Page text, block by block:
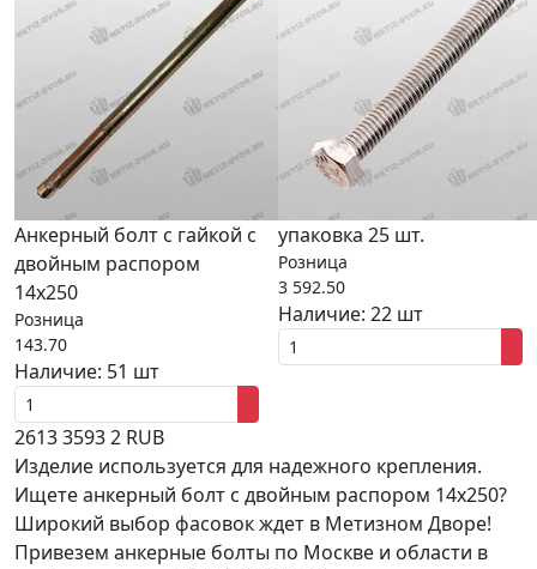
Анкерный болт с гайкой с
двойным распором
14x250
Розница
143.70
Наличие: 51 шт
упаковка 25 шт.
Розница
3 592.50
Наличие: 22 шт
261335932 RUB
Изделие используется для надежного крепления.
Ищете анкерный болт с двойным распором 14x250?
Широкий выбор фасовок ждет в Метизном Дворе!
Привезем анкерные болты по Москве и области в